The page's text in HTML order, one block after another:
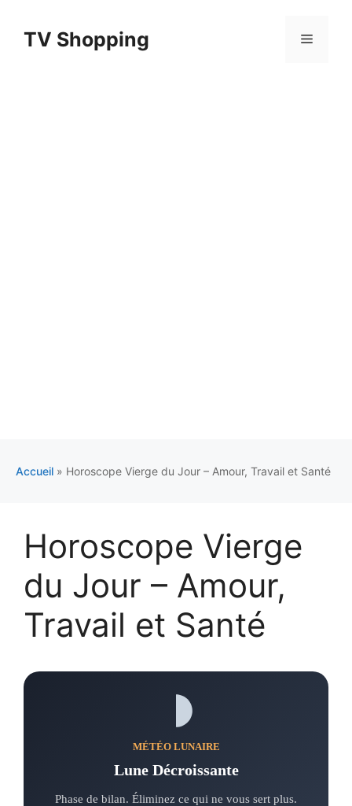
contenuTV Shopping Menu
Accueil » Horoscope Vierge du Jour – Amour, Travail et Santé
Horoscope Vierge
du Jour – Amour,
Travail et Santé
MÉTÉO LUNAIRE
Lune Décroissante
Phase de bilan. Éliminez ce qui ne vous sert plus.